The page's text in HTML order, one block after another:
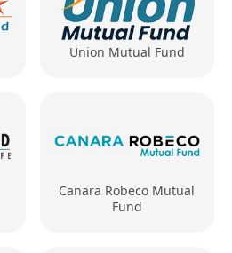
Union Mutual Fund
Canara Robeco Mutual
Fund